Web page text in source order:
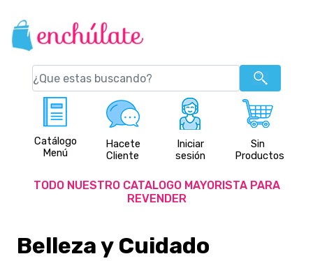
Catálogo
Menú
Hacete
Cliente
Iniciar
sesión
Sin
Productos
TODO NUESTRO CATALOGO MAYORISTA PARA
REVENDER
Belleza y Cuidado